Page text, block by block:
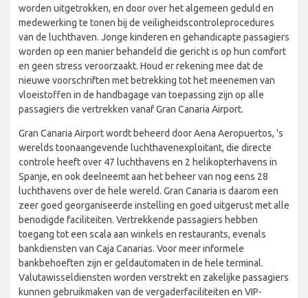
worden uitgetrokken, en door over het algemeen geduld en
medewerking te tonen bij de veiligheidscontroleprocedures
van de luchthaven. Jonge kinderen en gehandicapte passagiers
worden op een manier behandeld die gericht is op hun comfort
en geen stress veroorzaakt. Houd er rekening mee dat de
nieuwe voorschriften met betrekking tot het meenemen van
vloeistoffen in de handbagage van toepassing zijn op alle
passagiers die vertrekken vanaf Gran Canaria Airport.
Gran Canaria Airport wordt beheerd door Aena Aeropuertos, 's
werelds toonaangevende luchthavenexploitant, die directe
controle heeft over 47 luchthavens en 2 helikopterhavens in
Spanje, en ook deelneemt aan het beheer van nog eens 28
luchthavens over de hele wereld. Gran Canaria is daarom een
zeer goed georganiseerde instelling en goed uitgerust met alle
benodigde faciliteiten. Vertrekkende passagiers hebben
toegang tot een scala aan winkels en restaurants, evenals
bankdiensten van Caja Canarias. Voor meer informele
bankbehoeften zijn er geldautomaten in de hele terminal.
Valutawisseldiensten worden verstrekt en zakelijke passagiers
kunnen gebruikmaken van de vergaderfaciliteiten en VIP-